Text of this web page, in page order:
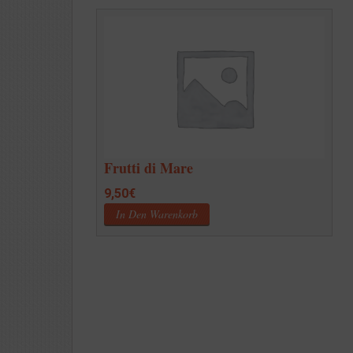
Frutti di Mare
9,50€
In Den Warenkorb